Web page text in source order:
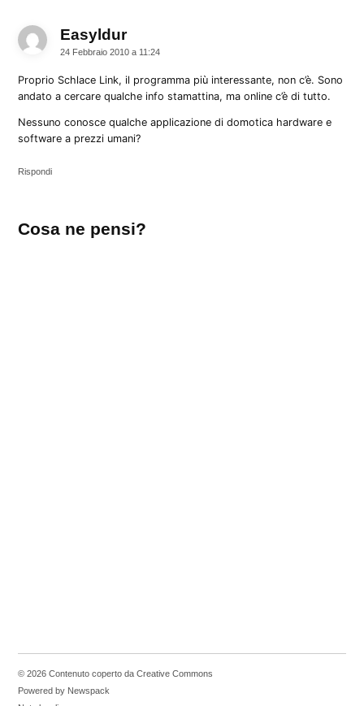
Easyldurdice:
24 Febbraio 2010 a 11:24
Proprio Schlace Link, il programma più interessante, non c’è. Sono
andato a cercare qualche info stamattina, ma online c’è di tutto.
Nessuno conosce qualche applicazione di domotica hardware e
software a prezzi umani?
Rispondi
un
Cosa ne pensi?
© 2026 Contenuto coperto da Creative Commons
Powered by Newspack